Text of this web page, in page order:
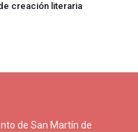
creación literaria
de San Martín de